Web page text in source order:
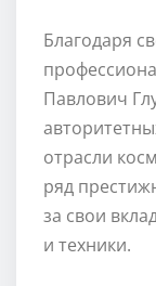
Благодаря
Павлович
отрасли
ряд
за свои
и техники.